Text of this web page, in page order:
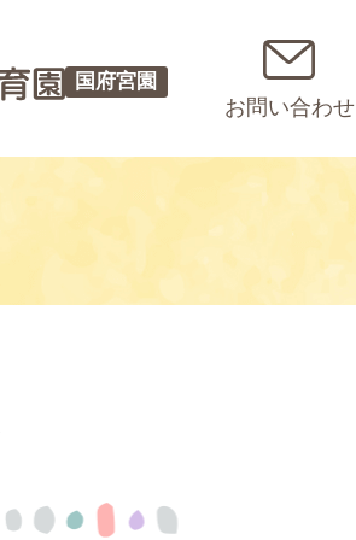
国府宮園
お問い合わせ